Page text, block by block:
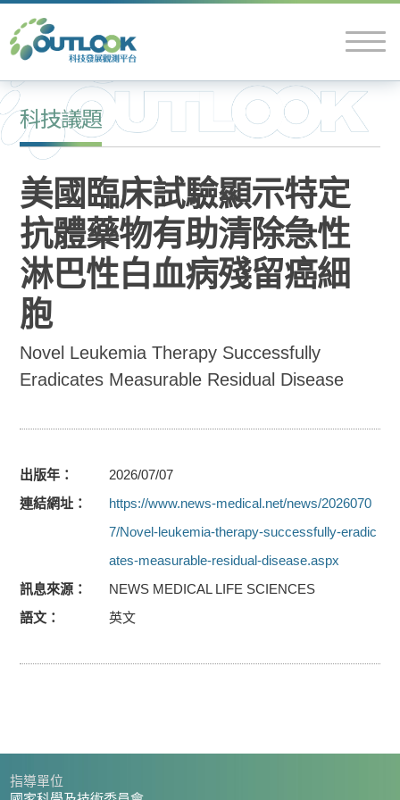
科技議題
美國臨床試驗顯示特定
抗體藥物有助清除急性
淋巴性白血病殘留癌細
胞
Novel Leukemia Therapy Successfully
Eradicates Measurable Residual Disease
出版年
2026/07/07
連結網址
https://www.news-medical.net/news/2026070
7/Novel-leukemia-therapy-successfully-eradic
ates-measurable-residual-disease.aspx
訊息來源
NEWS MEDICAL LIFE SCIENCES
語文
英文
指導單位